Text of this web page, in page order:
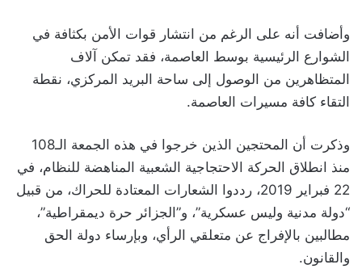
وأضافت أنه على الرغم من انتشار قوات الأمن بكثافة في
الشوارع الرئيسية بوسط العاصمة، فقد تمكن آلاف
المتظاهرين من الوصول إلى ساحة البريد المركزي، نقطة
التقاء كافة مسيرات العاصمة.
وذكرت أن المحتجين الذين خرجوا في هذه الجمعة الـ108
منذ انطلاق الحركة الاحتجاجية الشعبية المناهضة للنظام، في
22 فبراير 2019، رددوا الشعارات المعتادة للحراك، من قبيل
“دولة مدنية وليس عسكرية”، و”الجزائر حرة ديمقراطية”،
مطالبين بالإفراج عن متعلقي الرأي، وبإرساء دولة الحق
والقانون.